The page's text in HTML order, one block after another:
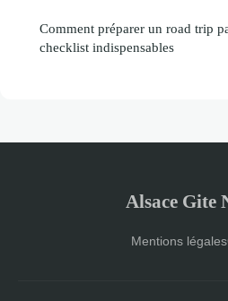
Comment préparer un road trip
checklist indispensables
Alsace Gite
Mentions légales